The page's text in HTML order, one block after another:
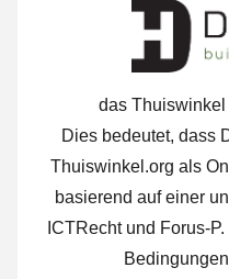
das Thuiswinkel
Dies bedeutet, dass
Thuiswinkel.org als
basierend auf einer
ICTRecht und Forus-